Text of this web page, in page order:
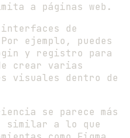
a páginas web.
interfaces de
ejemplo, puedes
y registro para
crear varias
visuales dentro de
se parece más
similar a lo que